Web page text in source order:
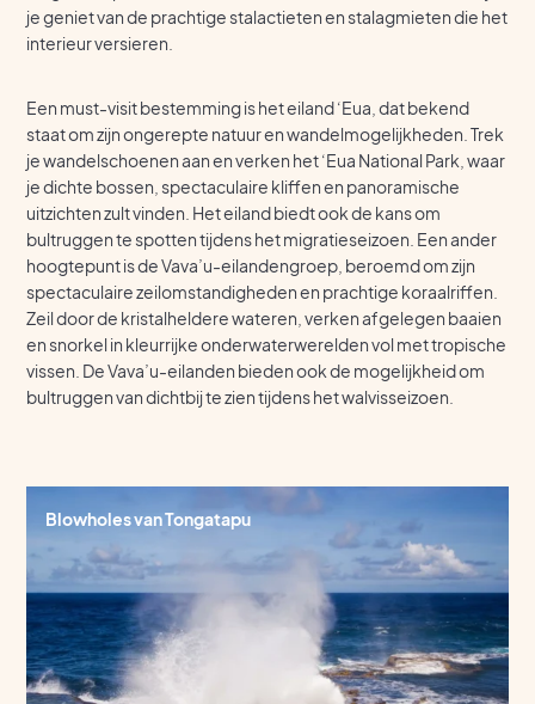
je geniet van de prachtige stalactieten en stalagmieten die het
interieur versieren.
Een must-visit bestemming is het eiland ‘Eua, dat bekend
staat om zijn ongerepte natuur en wandelmogelijkheden. Trek
je wandelschoenen aan en verken het ‘Eua National Park, waar
je dichte bossen, spectaculaire kliffen en panoramische
uitzichten zult vinden. Het eiland biedt ook de kans om
bultruggen te spotten tijdens het migratieseizoen. Een ander
hoogtepunt is de Vava’u-eilandengroep, beroemd om zijn
spectaculaire zeilomstandigheden en prachtige koraalriffen.
Zeil door de kristalheldere wateren, verken afgelegen baaien
en snorkel in kleurrijke onderwaterwerelden vol met tropische
vissen. De Vava’u-eilanden bieden ook de mogelijkheid om
bultruggen van dichtbij te zien tijdens het walvisseizoen.
Blowholes van Tongatapu